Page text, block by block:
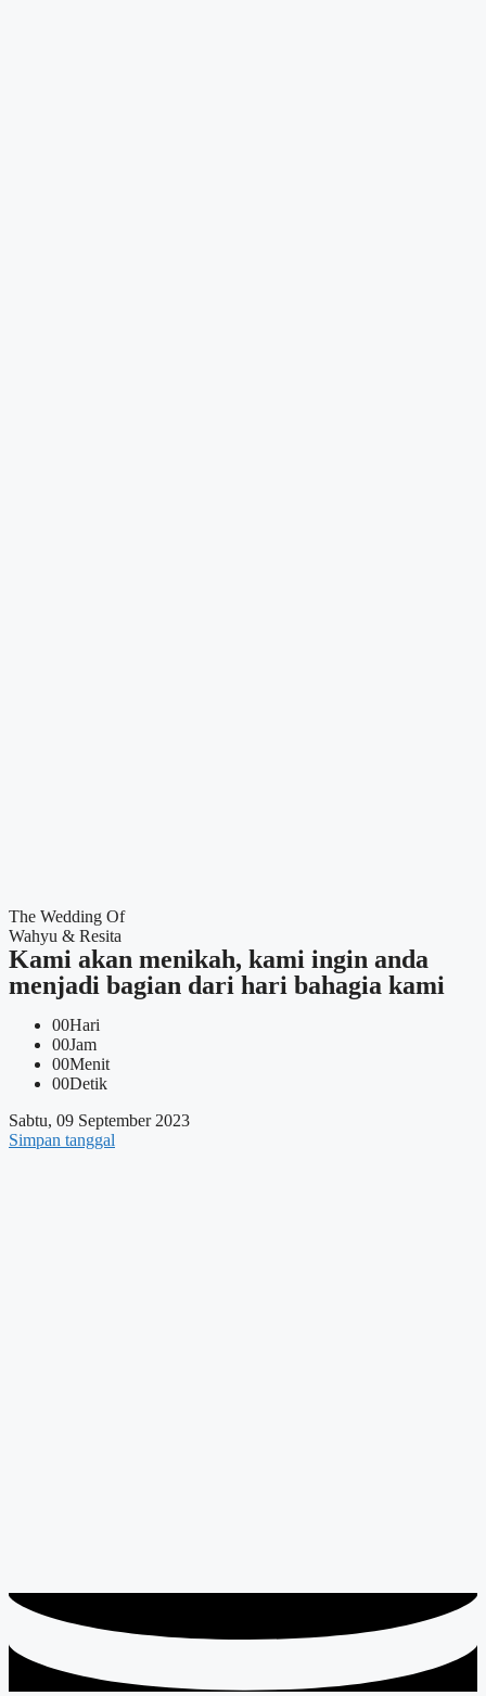
The Wedding Of
Wahyu & Resita
Kami akan menikah, kami ingin anda
menjadi bagian dari hari bahagia kami
00Hari
00Jam
00Menit
00Detik
Sabtu, 09 September 2023
Simpan tanggal